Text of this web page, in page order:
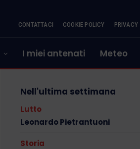
CONTATTACI COOKIE POLICY PRIVACY
I miei antenati Meteo
Nell'ultima settimana
Lutto
Leonardo Pietrantuoni
Storia